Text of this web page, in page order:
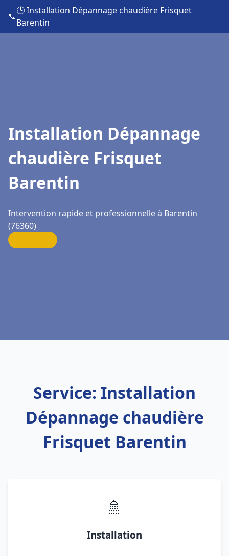
📞
🕒 Installation Dépannage chaudière Frisquet
Barentin
Installation Dépannage
chaudière Frisquet
Barentin
Intervention rapide et professionnelle à Barentin
(76360)
Service: Installation
Dépannage chaudière
Frisquet Barentin
🚿
Installation